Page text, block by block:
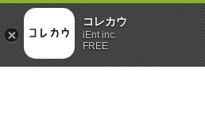
コレカウ
iEnt inc.
FREE